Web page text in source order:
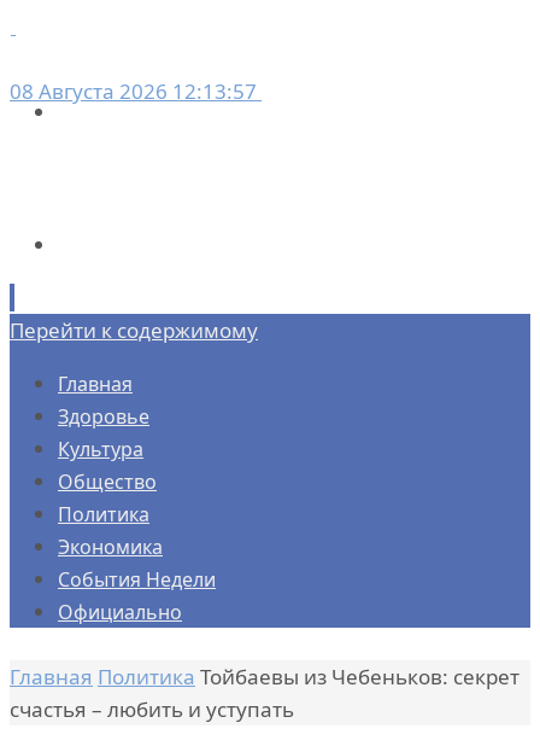
08 Августа 2026 12:13:57
Перейти к содержимому
Главная
Здоровье
Культура
Общество
Политика
Экономика
События Недели
Официально
Главная Политика Тойбаевы из Чебеньков: секрет
счастья – любить и уступать